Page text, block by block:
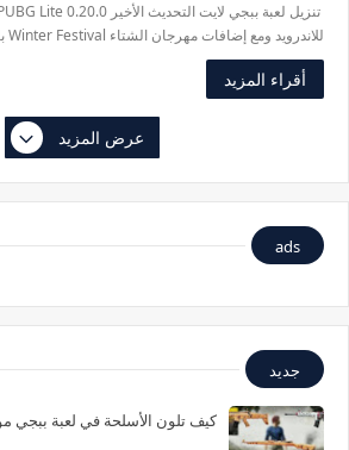
للاندرويد ومع إضافات مهرجان الشتاء Winter Festival بالإضافة إل...
أقراء المزيد
عرض المزيد
ads
جديد
كيف تلون الأسلحة في لعبة